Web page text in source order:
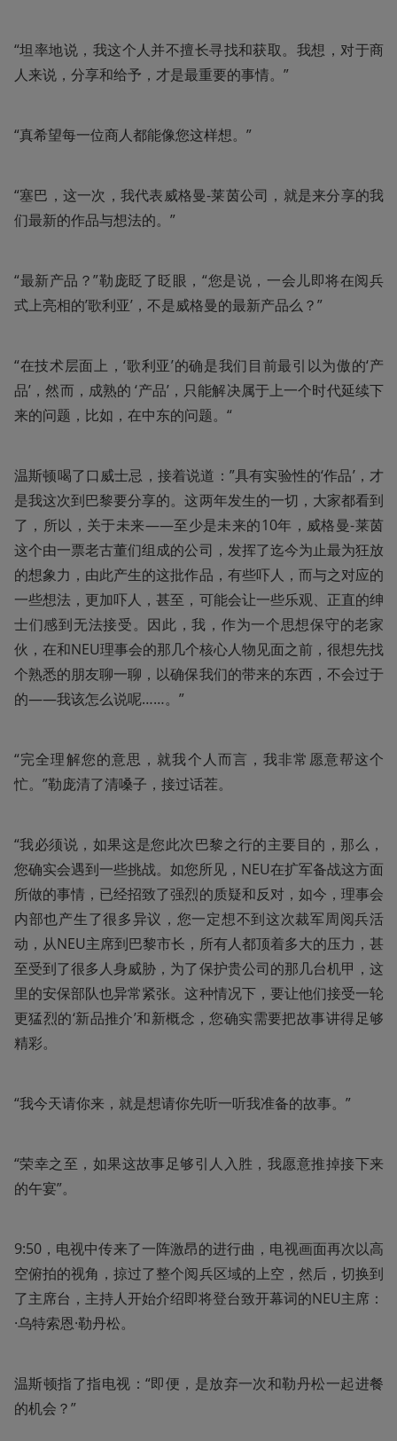
“坦率地说，我这个人并不擅长寻找和获取。我想，对于商
人来说，分享和给予，才是最重要的事情。”
“真希望每一位商人都能像您这样想。”
“塞巴，这一次，我代表威格曼-莱茵公司，就是来分享的我
们最新的作品与想法的。”
“最新产品？”勒庞眨了眨眼，“您是说，一会儿即将在阅兵
式上亮相的’歌利亚’，不是威格曼的最新产品么？”
“在技术层面上，‘歌利亚’的确是我们目前最引以为傲的‘产
品’，然而，成熟的 ‘产品’，只能解决属于上一个时代延续下
来的问题，比如，在中东的问题。“
温斯顿喝了口威士忌，接着说道：”具有实验性的‘作品’，才
是我这次到巴黎要分享的。这两年发生的一切，大家都看到
了，所以，关于未来——至少是未来的10年，威格曼-莱茵
这个由一票老古董们组成的公司，发挥了迄今为止最为狂放
的想象力，由此产生的这批作品，有些吓人，而与之对应的
一些想法，更加吓人，甚至，可能会让一些乐观、正直的绅
士们感到无法接受。因此，我，作为一个思想保守的老家
伙，在和NEU理事会的那几个核心人物见面之前，很想先找
个熟悉的朋友聊一聊，以确保我们的带来的东西，不会过于
的——我该怎么说呢……。”
“完全理解您的意思，就我个人而言，我非常愿意帮这个
忙。”勒庞清了清嗓子，接过话茬。
“我必须说，如果这是您此次巴黎之行的主要目的，那么，
您确实会遇到一些挑战。如您所见，NEU在扩军备战这方面
所做的事情，已经招致了强烈的质疑和反对，如今，理事会
内部也产生了很多异议，您一定想不到这次裁军周阅兵活
动，从NEU主席到巴黎市长，所有人都顶着多大的压力，甚
至受到了很多人身威胁，为了保护贵公司的那几台机甲，这
里的安保部队也异常紧张。这种情况下，要让他们接受一轮
更猛烈的‘新品推介’和新概念，您确实需要把故事讲得足够
精彩。
“我今天请你来，就是想请你先听一听我准备的故事。”
“荣幸之至，如果这故事足够引人入胜，我愿意推掉接下来
的午宴”。
9:50，电视中传来了一阵激昂的进行曲，电视画面再次以高
空俯拍的视角，掠过了整个阅兵区域的上空，然后，切换到
了主席台，主持人开始介绍即将登台致开幕词的NEU主席：
·乌特索恩·勒丹松。
温斯顿指了指电视：“即便，是放弃一次和勒丹松一起进餐
的机会？”